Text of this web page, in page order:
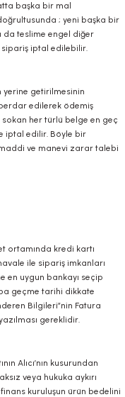
başka bir mal
; yeni başka bir
teslime engel diğer
iptal edilebilir.
yerine getirilmesinin
edilerek ödemiş
her türlü belge en geç
iptal edilir. Böyle bir
ve manevi zarar talebi
ortamında kredi kartı
ile sipariş imkanları
en uygun bankayı seçip
geçme tarihi dikkate
Bilgileri”nin Fatura
gereklidir.
Alıcı’nın kusurundan
veya hukuka aykırı
kuruluşun ürün bedelini